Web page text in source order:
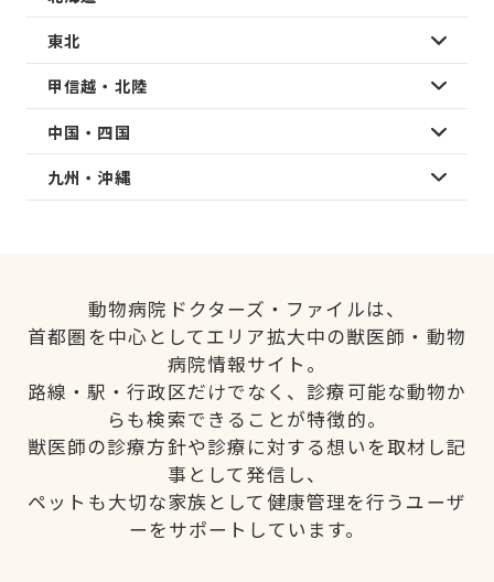
東北
甲信越・北陸
中国・四国
九州・沖縄
動物病院ドクターズ・ファイルは、
首都圏を中心としてエリア拡大中の獣医師・動物
病院情報サイト。
路線・駅・行政区だけでなく、診療可能な動物か
らも検索できることが特徴的。
獣医師の診療方針や診療に対する想いを取材し記
事として発信し、
ペットも大切な家族として健康管理を行うユーザ
ーをサポートしています。